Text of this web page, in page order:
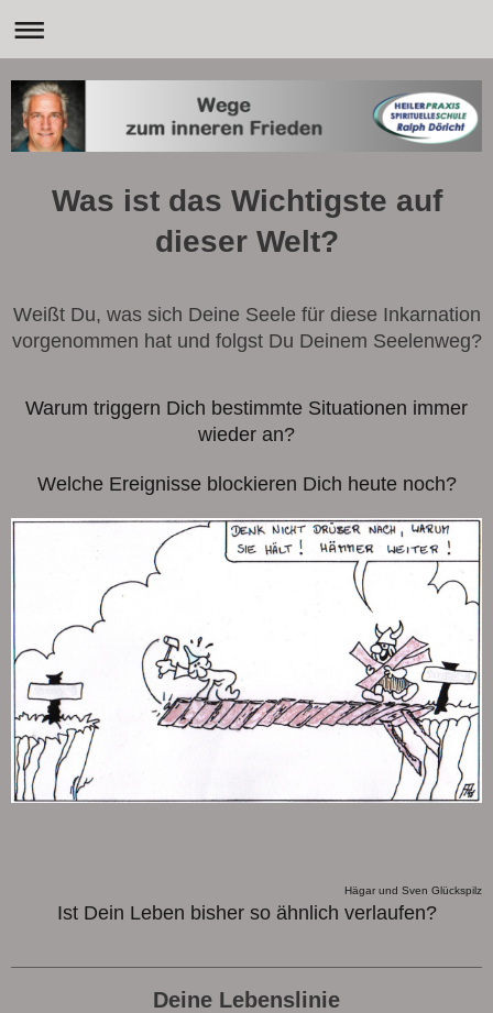
Was ist das Wichtigste auf
dieser Welt?
Weißt Du, was sich Deine Seele für diese Inkarnation
vorgenommen hat und folgst Du Deinem Seelenweg?
Warum triggern Dich bestimmte Situationen immer
wieder an?
Welche Ereignisse blockieren Dich heute noch?
Hägar und Sven Glückspilz
Ist Dein Leben bisher so ähnlich verlaufen?
Deine Lebenslinie